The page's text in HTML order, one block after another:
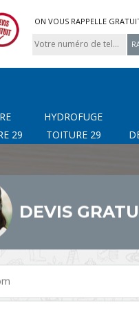
ON VOUS RAPPELLE
29
HYDROFUGE
TOITURE 29
de terrasse
DEVIS